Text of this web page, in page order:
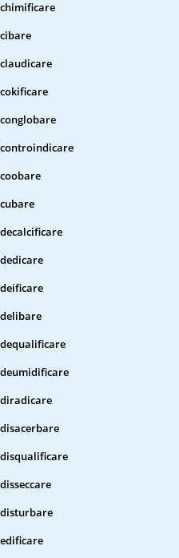
chimificare
cibare
claudicare
cokificare
conglobare
controindicare
coobare
cubare
decalcificare
dedicare
deificare
delibare
dequalificare
deumidificare
diradicare
disacerbare
disqualificare
disseccare
disturbare
edificare